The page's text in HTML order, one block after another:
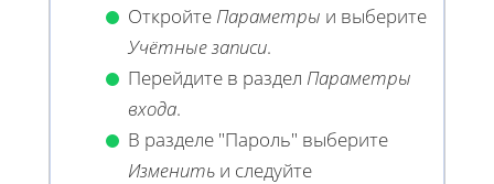
Откройте Параметры и выберите
Учётные записи.
Перейдите в раздел Параметры
входа.
В разделе "Пароль" выберите
Изменить и следуйте